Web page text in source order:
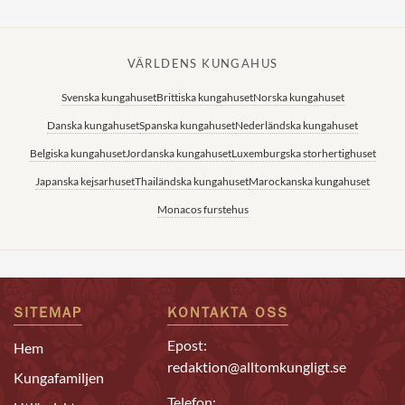
VÄRLDENS KUNGAHUS
Svenska kungahusetBrittiska kungahusetNorska kungahuset
Danska kungahusetSpanska kungahusetNederländska kungahuset
Belgiska kungahusetJordanska kungahusetLuxemburgska storhertighuset
Japanska kejsarhusetThailändska kungahusetMarockanska kungahuset
Monacos furstehus
SITEMAP
Hem
Kungafamiljen
KONTAKTA OSS
Epost:
redaktion@alltomkungligt.se